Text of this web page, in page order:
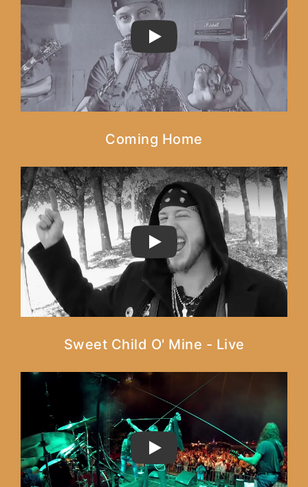
Coming Home
Sweet Child O' Mine - Live
PLAY